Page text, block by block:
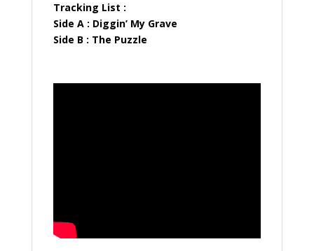
Tracking List :
Side A : Diggin’ My Grave
Side B : The Puzzle